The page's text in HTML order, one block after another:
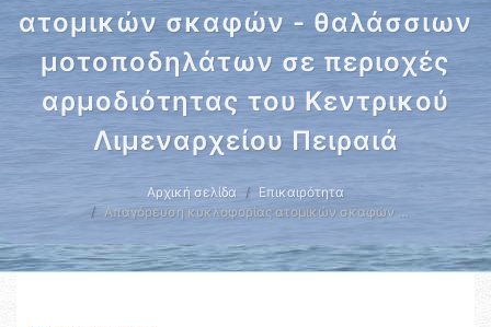
ατομικών σκαφών - θαλάσσιων
μοτοποδηλάτων σε περιοχές
αρμοδιότητας του Κεντρικού
Λιμεναρχείου Πειραιά
Αρχική σελίδα
Επικαιρότητα
Απαγόρευση κυκλοφορίας ατομικών σκαφών …